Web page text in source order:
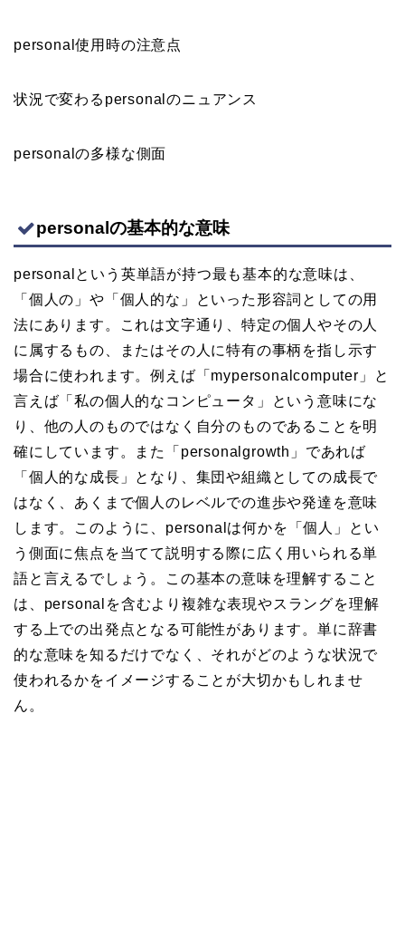
personal使用時の注意点
状況で変わるpersonalのニュアンス
personalの多様な側面
personalの基本的な意味
personalという英単語が持つ最も基本的な意味は、
「個人の」や「個人的な」といった形容詞としての用
法にあります。これは文字通り、特定の個人やその人
に属するもの、またはその人に特有の事柄を指し示す
場合に使われます。例えば「mypersonalcomputer」と
言えば「私の個人的なコンピュータ」という意味にな
り、他の人のものではなく自分のものであることを明
確にしています。また「personalgrowth」であれば
「個人的な成長」となり、集団や組織としての成長で
はなく、あくまで個人のレベルでの進歩や発達を意味
します。このように、personalは何かを「個人」とい
う側面に焦点を当てて説明する際に広く用いられる単
語と言えるでしょう。この基本の意味を理解すること
は、personalを含むより複雑な表現やスラングを理解
する上での出発点となる可能性があります。単に辞書
的な意味を知るだけでなく、それがどのような状況で
使われるかをイメージすることが大切かもしれませ
ん。